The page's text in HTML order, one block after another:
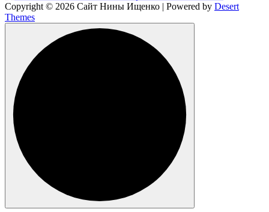
Copyright © 2026 Сайт Нины Ищенко | Powered by Desert
Themes